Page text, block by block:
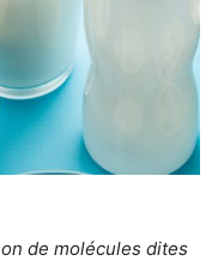
de molécules dites